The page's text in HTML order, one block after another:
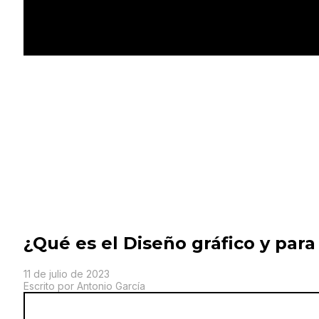
¿Qué es el Diseño gráfico y
11 de julio de 2023
Escrito por Antonio García